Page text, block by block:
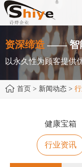
资深缔造 —— 智
以永久性为顾客提供
首页 > 新闻动态 >
健康宝箱
行业资讯